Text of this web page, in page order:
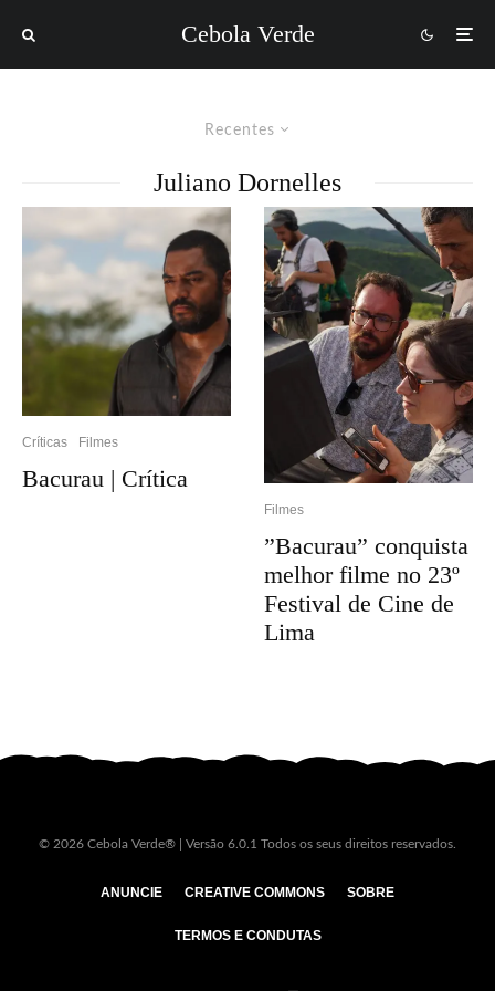
Cebola Verde
Recentes
Juliano Dornelles
Críticas Filmes
Bacurau | Crítica
Filmes
”Bacurau” conquista
melhor filme no 23º
Festival de Cine de
Lima
© 2026 Cebola Verde® | Versão 6.0.1 Todos os seus direitos reservados.
ANUNCIE CREATIVE COMMONS SOBRE
TERMOS E CONDUTAS